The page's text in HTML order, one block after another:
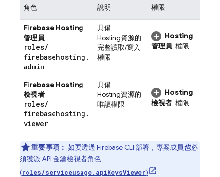
角色 說明 權限
Firebase Hosting
管理員
roles/
firebasehosting .
admin
具備
Hosting資源的
完整讀取/寫入
權限
Hosting
管理員 權限
Firebase Hosting
檢視者
roles/
firebasehosting .
viewer
具備
Hosting資源的
唯讀權限
Hosting
檢視者權限
重要事項： 如要透過Firebase CLI 部署，專案成員也必
須獲派 API 金鑰檢視者角色
(roles/serviceusage.apiKeysViewer)